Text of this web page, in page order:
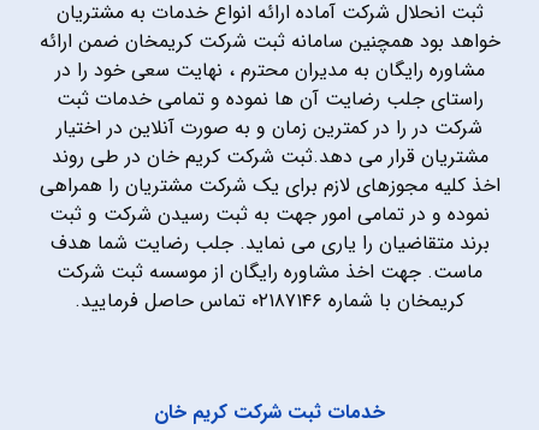
ثبت انحلال شرکت آماده ارائه انواع خدمات به مشتریان
خواهد بود همچنین سامانه ثبت شرکت کریمخان ضمن ارائه
مشاوره رایگان به مدیران محترم ، نهایت سعی خود را در
راستای جلب رضایت آن ها نموده و تمامی خدمات ثبت
شرکت در را در کمترین زمان و به صورت آنلاین در اختیار
مشتریان قرار می دهد.ثبت شرکت کریم خان در طی روند
اخذ کلیه مجوزهای لازم برای یک شرکت مشتریان را همراهی
نموده و در تمامی امور جهت به ثبت رسیدن شرکت و ثبت
برند متقاضیان را یاری می نماید. جلب رضایت شما هدف
ماست. جهت اخذ مشاوره رایگان از موسسه ثبت شرکت
کریمخان با شماره ۰۲۱۸۷۱۴۶ تماس حاصل فرمایید.
خدمات ثبت شرکت کریم خان